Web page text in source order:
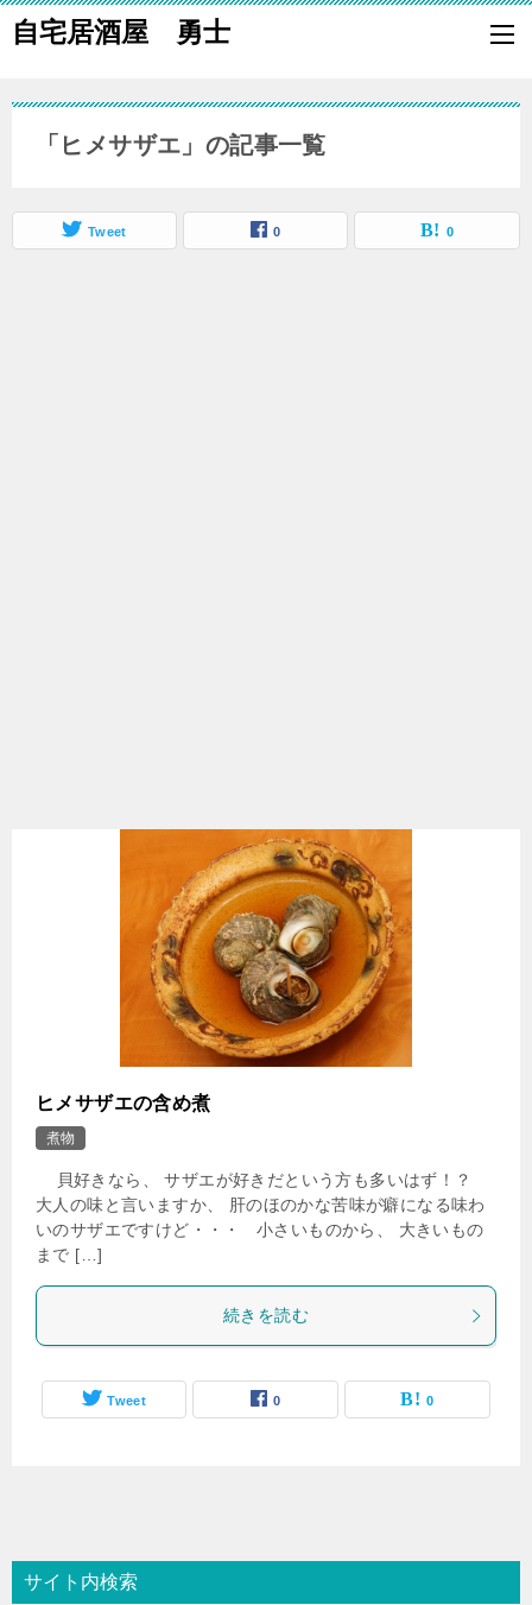
自宅居酒屋 勇士
自宅で居酒屋の「酒の肴」になる料理を楽しく作り、家族や親族に友
「ヒメサザエ」の記事一覧
Tweet 0 0
ヒメサザエの含め煮
煮物
貝好きなら、 サザエが好きだという方も多いはず！？
大人の味と言いますか、 肝のほのかな苦味が癖になる味わ
いのサザエですけど・・・ 小さいものから、 大きいもの
まで […]
続きを読む
Tweet 0 0
サイト内検索